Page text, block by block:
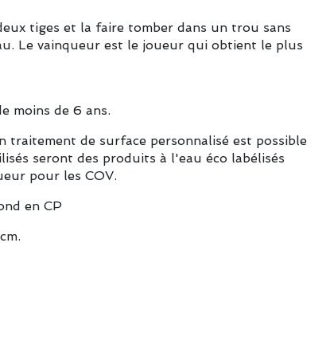
tiges et la faire tomber dans un trou sans
Le vainqueur est le joueur qui obtient le plus
moins de 6 ans.
traitement de surface personnalisé est possible
seront des produits à l'eau éco labélisés
pour les COV.
en CP